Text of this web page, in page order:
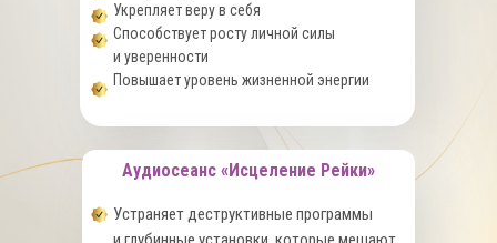
Укрепляет веру в себя
Способствует росту личной силы
и уверенности
Повышает уровень жизненной энергии
Устраняет деструктивные программы
Аудиосеанс «Исцеление Рейки»